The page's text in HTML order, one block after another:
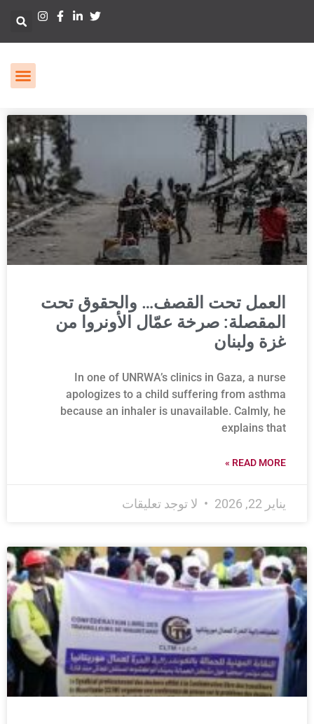
العمل تحت القصف… والحقوق تحت
المقصلة: صرخة عمّال الأونروا من
غزة ولبنان
In one of UNRWA’s clinics in Gaza, a nurse
apologizes to a child suffering from asthma
because an inhaler is unavailable. Calmly, he
explains that
READ MORE »
يناير 22, 2026 لا توجد تعليقات